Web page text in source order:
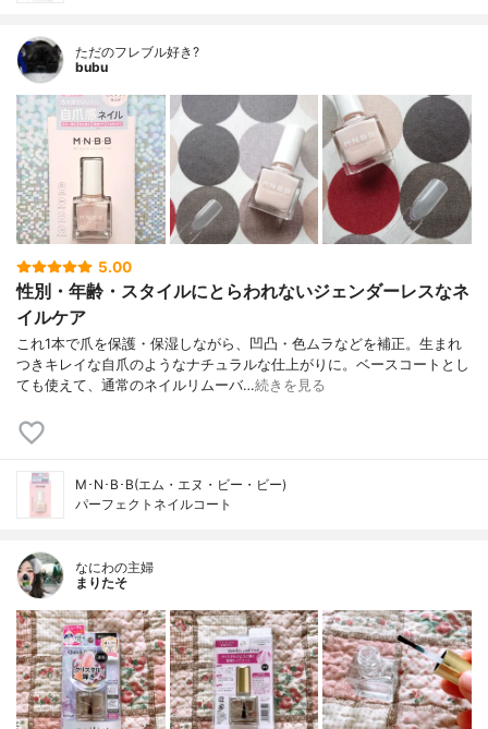
ただのフレブル好き?
bubu
5.00
性別・年齢・スタイルにとらわれないジェンダーレスなネ
イルケア
これ1本で爪を保護・保湿しながら、凹凸・色ムラなどを補正。生まれ
つきキレイな自爪のようなナチュラルな仕上がりに。ベースコートとし
ても使えて、通常のネイルリムーバ…続きを見る
M･N･B･B(エム・エヌ・ビー・ビー)
パーフェクトネイルコート
なにわの主婦
まりたそ